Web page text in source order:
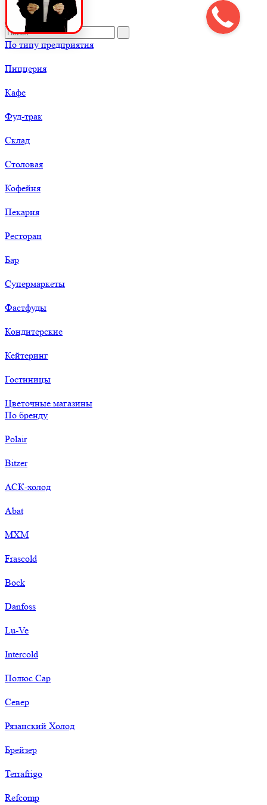
По типу предприятия
Пиццерия
Кафе
Фуд-трак
Склад
Столовая
Кофейня
Пекарня
Ресторан
Бар
Супермаркеты
Фастфуды
Кондитерские
Кейтеринг
Гостиницы
Цветочные магазины
По бренду
Polair
Bitzer
АСК-холод
Abat
МХМ
Frascold
Bock
Danfoss
Lu-Ve
Intercold
Полюс Сар
Север
Рязанский Холод
Брейзер
Terrafrigo
Refcomp